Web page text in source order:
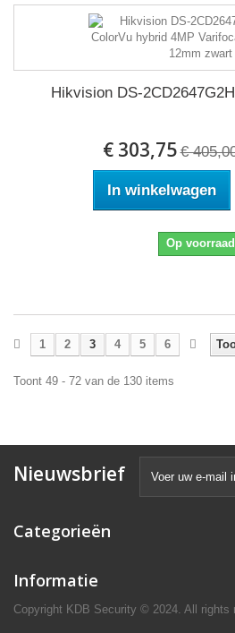
Hikvision DS-
€ 303,75 €
In winkelwagen
Op voorraad
1 2 3 4 5 6
Toont 49 - 72 van de 130 items
Nieuwsbrief
Categorieën
Informatie
Copyright KDB Security © 2024. All rights